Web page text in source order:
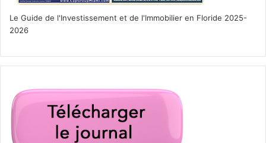
Le Guide de l'Investissement et de l'Immobilier en Floride 2025-
2026